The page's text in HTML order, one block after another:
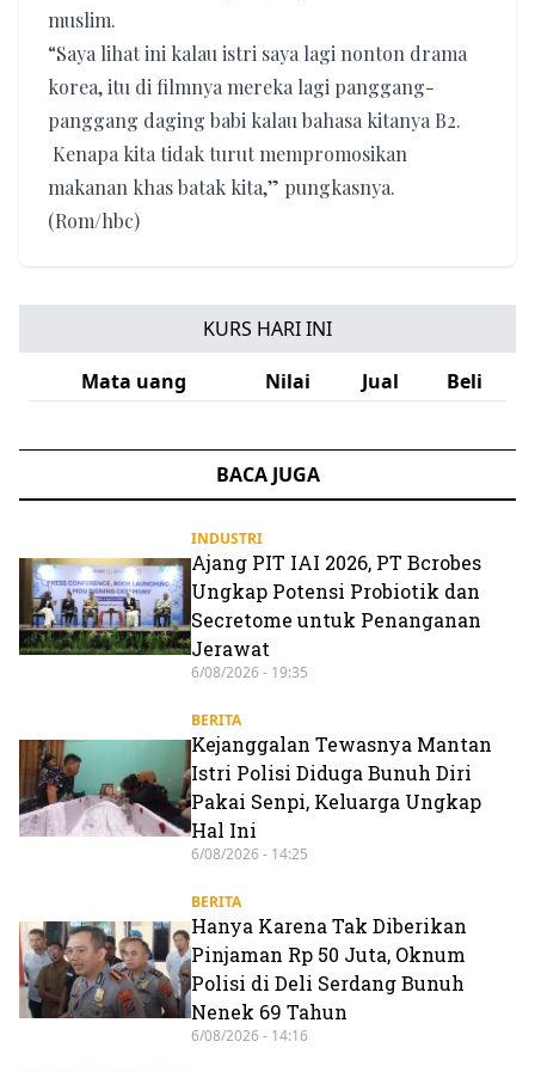
muslim.
“Saya lihat ini kalau istri saya lagi nonton drama
korea, itu di filmnya mereka lagi panggang-
panggang daging babi kalau bahasa kitanya B2.
Kenapa kita tidak turut mempromosikan
makanan khas batak kita,” pungkasnya.
(Rom/hbc)
KURS HARI INI
Mata uang
Nilai Jual Beli
BACA JUGA
INDUSTRI
Ajang PIT IAI 2026, PT Bcrobes
Ungkap Potensi Probiotik dan
Secretome untuk Penanganan
Jerawat
6/08/2026 - 19:35
BERITA
Kejanggalan Tewasnya Mantan
Istri Polisi Diduga Bunuh Diri
Pakai Senpi, Keluarga Ungkap
Hal Ini
6/08/2026 - 14:25
BERITA
Hanya Karena Tak Diberikan
Pinjaman Rp 50 Juta, Oknum
Polisi di Deli Serdang Bunuh
Nenek 69 Tahun
6/08/2026 - 14:16